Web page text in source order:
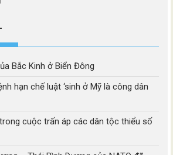
Bắc Kinh ở Biển Đông
hạn chế luật ‘sinh ở Mỹ là công dân
cuộc trấn áp các dân tộc thiểu số